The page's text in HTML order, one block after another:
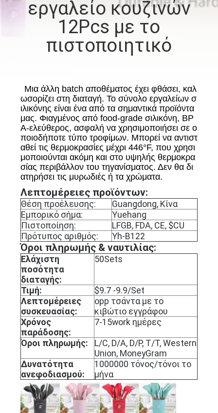
ΈΛΕΓΧΟΣ
ΕΠΑΦΉ
ΖΗΤΉΣΤΕ
ΈΝΑ
ΑΠΌΣΠΑΣΜΑ
SITEMAP
PRIVACY
POLICY
εργαλείο κουζινών
12Pcs με το
πιστοποιητικό
Μια άλλη batch αποθέματος έχει φθάσει, καλ
ωσορίζει στη διαταγή. Το σύνολο εργαλείων σ
ιλικόνης είναι ένα από τα σημαντικά προϊόντα
μας. Φιαγμένος από food-grade σιλικόνη, BP
A-ελεύθερος, ασφαλή να χρησιμοποιήσει σε ο
ποιοδήποτε τύπο τροφίμων. Μπορεί να αντιστ
αθεί τις θερμοκρασίες μέχρι 446°F, που χρησι
μοποιούνται ακόμη και στο υψηλής θερμοκρα
σίας περιβάλλον του τηγανίσματος. Δεν θα δι
ατηρήσει τις μυρωδιές ή τα χρώματα.
Λεπτομέρειες προϊόντων:
Θέση προέλευσης:
Guangdong, Κίνα
Εμπορικό σήμα:
Yuehang
Πιστοποίηση:
LFGB, FDA, CE, $CU
Πρότυπος αριθμός:
Yh-B122
Όροι πληρωμής & ναυτιλίας:
Ελάχιστη
ποσότητα
διαταγής:
50Sets
Τιμή:
$9.7 -9.9/Set
Λεπτομέρειες
συσκευασίας:
opp τσάντα με το
κιβώτιο εγγράφου
Χρόνος
παράδοσης:
7-15work ημέρες
Όροι πληρωμής:
L/C, D/A, D/P, T/T, Western
Union, MoneyGram
Δυνατότητα
ανεφοδιασμού:
1000000 τόνος/τόνοι το
μήνα